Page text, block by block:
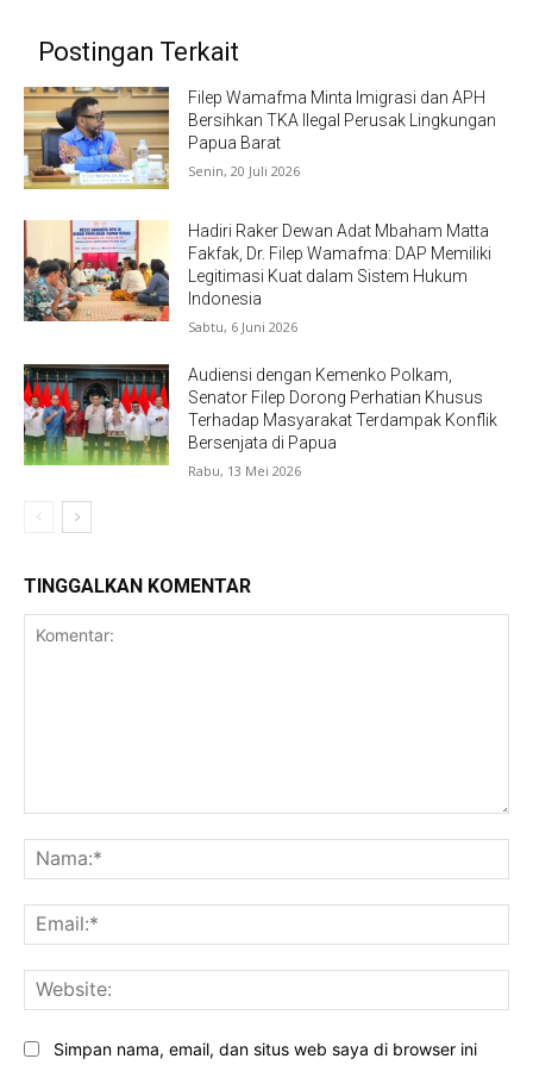
Postingan Terkait
Filep Wamafma Minta Imigrasi dan APH
Bersihkan TKA Ilegal Perusak Lingkungan
Papua Barat
Senin, 20 Juli 2026
Hadiri Raker Dewan Adat Mbaham Matta
Fakfak, Dr. Filep Wamafma: DAP Memiliki
Legitimasi Kuat dalam Sistem Hukum
Indonesia
Sabtu, 6 Juni 2026
Audiensi dengan Kemenko Polkam,
Senator Filep Dorong Perhatian Khusus
Terhadap Masyarakat Terdampak Konflik
Bersenjata di Papua
Rabu, 13 Mei 2026
TINGGALKAN KOMENTAR
Simpan nama, email, dan situs web saya di browser ini